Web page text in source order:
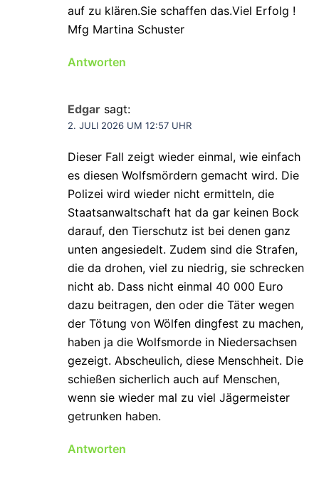
auf zu klären.Sie schaffen das.Viel Erfolg !
Mfg Martina Schuster
Antworten
Edgar sagt:
2. JULI 2026 UM 12:57 UHR
Dieser Fall zeigt wieder einmal, wie einfach
es diesen Wolfsmördern gemacht wird. Die
Polizei wird wieder nicht ermitteln, die
Staatsanwaltschaft hat da gar keinen Bock
darauf, den Tierschutz ist bei denen ganz
unten angesiedelt. Zudem sind die Strafen,
die da drohen, viel zu niedrig, sie schrecken
nicht ab. Dass nicht einmal 40 000 Euro
dazu beitragen, den oder die Täter wegen
der Tötung von Wölfen dingfest zu machen,
haben ja die Wolfsmorde in Niedersachsen
gezeigt. Abscheulich, diese Menschheit. Die
schießen sicherlich auch auf Menschen,
wenn sie wieder mal zu viel Jägermeister
getrunken haben.
Antworten